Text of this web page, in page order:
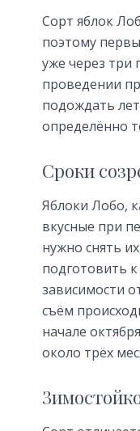
Сорт яблок
поэтому
уже через три
проведении
подождать
определённо
Сроки
Яблоки Лобо,
вкусные при
нужно снять
подготовить
зависимости
съём
начале
около трёх